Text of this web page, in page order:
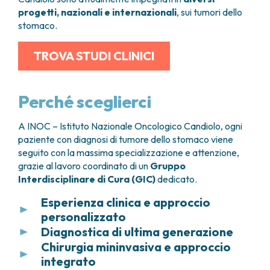
progetti, nazionali e internazionali, sui tumori dello
stomaco.
TROVA STUDI CLINICI
Perché sceglierci
A INOC – Istituto Nazionale Oncologico Candiolo, ogni
paziente con diagnosi di tumore dello stomaco viene
seguito con la massima specializzazione e attenzione,
grazie al lavoro coordinato di un Gruppo
Interdisciplinare di Cura (GIC)dedicato.
Esperienza clinica e approccio
personalizzato
L’elevato numero di pazienti trattatiogni
anno fa di INOC – Istituto Nazionale Oncologico
Candiolo un punto di riferimento a livello nazionale
Diagnostica di ultima generazione
Ogni percorso di cura inizia da una valutazione
precisa e tempestiva. I pazienti possono accedere
Chirurgia mininvasiva e approccio
integrato